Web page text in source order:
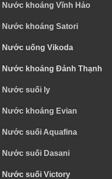
Nước khoáng Vĩnh Hảo
Nước khoáng Satori
Nước uống Vikoda
Nước khoáng Đảnh Thạnh
Nước suối ly
Nước khoáng Evian
Nước suối Aquafina
Nước suối Dasani
Nước suối Victory